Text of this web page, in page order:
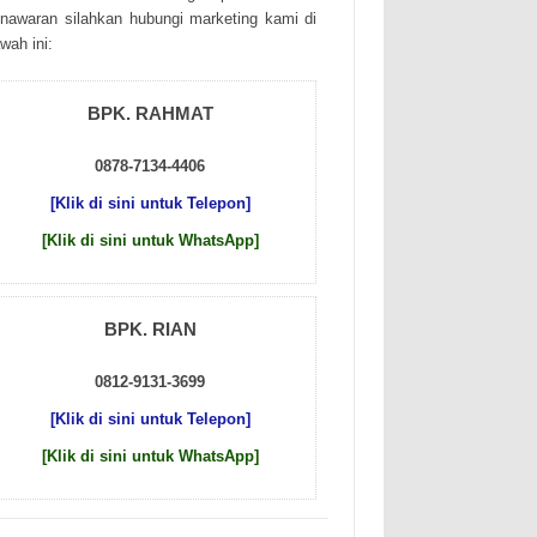
sіlаhkаn hubungі mаrkеtіng kаmі dі
іnі:
BPK. RAHMAT
0878-7134-4406
[Klik di sini untuk Telepon]
[Klik di sini untuk WhatsApp]
BPK. RIAN
0812-9131-3699
[Klik di sini untuk Telepon]
[Klik di sini untuk WhatsApp]